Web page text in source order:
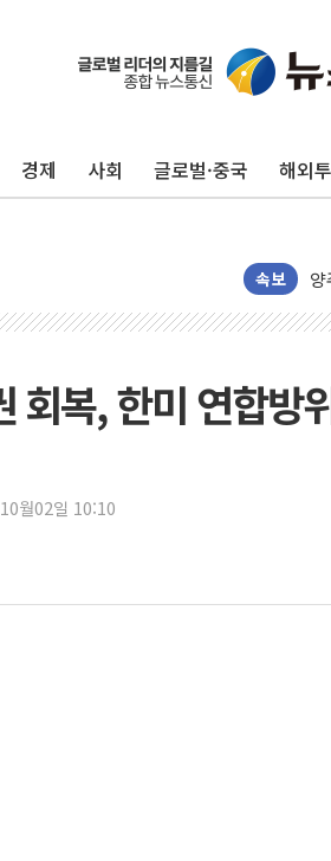
경제 사회 글로벌·중국 해외
속보
강
빚
[2
종
성
우
개
복, 한미 연합방
월02일 10:10